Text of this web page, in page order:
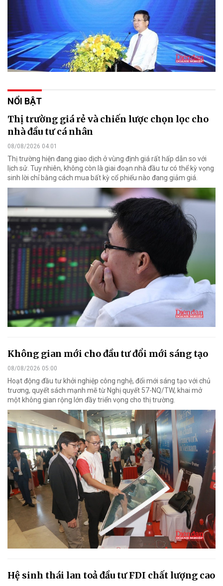
NỔI BẬT
Thị trường giá rẻ và chiến lược chọn lọc cho
nhà đầu tư cá nhân
08/08/2026 04:01
Thị trường hiện đang giao dịch ở vùng định giá rất hấp dẫn so với
lịch sử. Tuy nhiên, không còn là giai đoạn nhà đầu tư có thể kỳ vọng
sinh lời chỉ bằng cách mua bất kỳ cổ phiếu nào đang giảm giá.
Không gian mới cho đầu tư đổi mới sáng tạo
08/08/2026 05:00
Hoạt động đầu tư khởi nghiệp công nghệ, đổi mới sáng tạo với chủ
trương, quyết sách mạnh mẽ từ Nghị quyết 57-NQ/TW, khai mở
một không gian rộng lớn đầy triển vọng cho thị trường.
Hệ sinh thái lan toả đầu tư FDI chất lượng cao